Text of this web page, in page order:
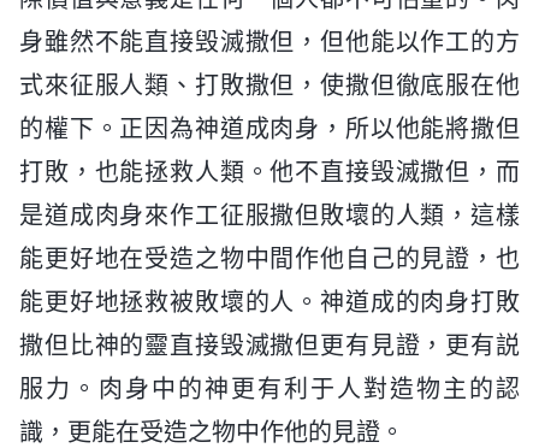
身雖然不能直接毁滅撒但，但他能以作工的方
式來征服人類、打敗撒但，使撒但徹底服在他
的權下。正因為神道成肉身，所以他能將撒但
打敗，也能拯救人類。他不直接毁滅撒但，而
是道成肉身來作工征服撒但敗壞的人類，這樣
能更好地在受造之物中間作他自己的見證，也
能更好地拯救被敗壞的人。神道成的肉身打敗
撒但比神的靈直接毁滅撒但更有見證，更有説
服力。肉身中的神更有利于人對造物主的認
識，更能在受造之物中作他的見證。